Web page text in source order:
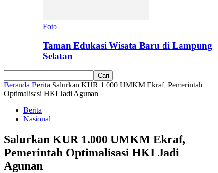
Foto
Taman Edukasi Wisata Baru di Lampung
Selatan
Beranda Berita Salurkan KUR 1.000 UMKM Ekraf, Pemerintah
Optimalisasi HKI Jadi Agunan
Berita
Nasional
Salurkan KUR 1.000 UMKM Ekraf,
Pemerintah Optimalisasi HKI Jadi
Agunan